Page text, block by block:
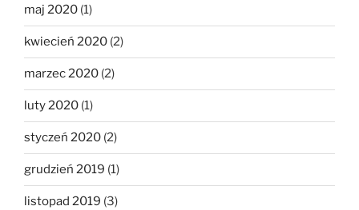
maj 2020 (1)
kwiecień 2020 (2)
marzec 2020 (2)
luty 2020 (1)
styczeń 2020 (2)
grudzień 2019 (1)
listopad 2019 (3)